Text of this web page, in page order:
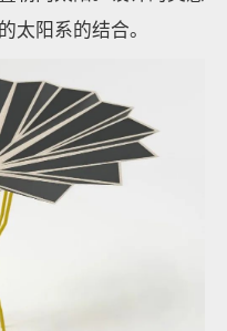
太阳系的结合。